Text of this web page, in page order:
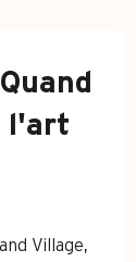
l'art
Village,